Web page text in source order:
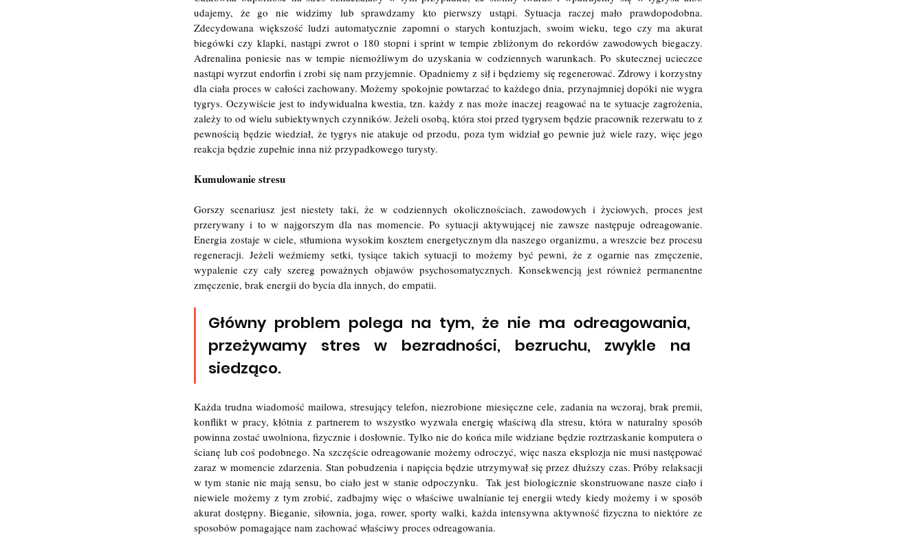
udajemy, że go nie widzimy lub sprawdzamy kto pierwszy ustąpi. Sytuacja raczej mało prawdopodobna.
Zdecydowana większość ludzi automatycznie zapomni o starych kontuzjach, swoim wieku, tego czy ma akurat
biegówki czy klapki, nastąpi zwrot o 180 stopni i sprint w tempie zbliżonym do rekordów zawodowych biegaczy.
Adrenalina poniesie nas w tempie niemożliwym do uzyskania w codziennych warunkach. Po skutecznej ucieczce
nastąpi wyrzut endorfin i zrobi się nam przyjemnie. Opadniemy z sił i będziemy się regenerować. Zdrowy i korzystny
dla ciała proces w całości zachowany. Możemy spokojnie powtarzać to każdego dnia, przynajmniej dopóki nie wygra
tygrys. Oczywiście jest to indywidualna kwestia, tzn. każdy z nas może inaczej reagować na te sytuacje zagrożenia,
zależy to od wielu subiektywnych czynników. Jeżeli osobą, która stoi przed tygrysem będzie pracownik rezerwatu to z
pewnością będzie wiedział, że tygrys nie atakuje od przodu, poza tym widział go pewnie już wiele razy, więc jego
reakcja będzie zupełnie inna niż przypadkowego turysty.
Kumulowanie stresu
Gorszy scenariusz jest niestety taki, że w codziennych okolicznościach, zawodowych i życiowych, proces jest
przerywany i to w najgorszym dla nas momencie. Po sytuacji aktywującej nie zawsze następuje odreagowanie.
Energia zostaje w ciele, stłumiona wysokim kosztem energetycznym dla naszego organizmu, a wreszcie bez procesu
regeneracji. Jeżeli weźmiemy setki, tysiące takich sytuacji to możemy być pewni, że z ogarnie nas zmęczenie,
wypalenie czy cały szereg poważnych objawów psychosomatycznych. Konsekwencją jest również permanentne
zmęczenie, brak energii do bycia dla innych, do empatii.
Główny problem polega na tym, że nie ma odreagowania,
przeżywamy stres w bezradności, bezruchu, zwykle na
siedząco.
Każda trudna wiadomość mailowa, stresujący telefon, niezrobione miesięczne cele, zadania na wczoraj, brak premii,
konflikt w pracy, kłótnia z partnerem to wszystko wyzwala energię właściwą dla stresu, która w naturalny sposób
powinna zostać uwolniona, fizycznie i dosłownie. Tylko nie do końca mile widziane będzie roztrzaskanie komputera o
ścianę lub coś podobnego. Na szczęście odreagowanie możemy odroczyć, więc nasza eksplozja nie musi następować
zaraz w momencie zdarzenia. Stan pobudzenia i napięcia będzie utrzymywał się przez dłuższy czas. Próby relaksacji
w tym stanie nie mają sensu, bo ciało jest w stanie odpoczynku.  Tak jest biologicznie skonstruowane nasze ciało i
niewiele możemy z tym zrobić, zadbajmy więc o właściwe uwalnianie tej energii wtedy kiedy możemy i w sposób
akurat dostępny. Bieganie, siłownia, joga, rower, sporty walki, każda intensywna aktywność fizyczna to niektóre ze
sposobów pomagające nam zachować właściwy proces odreagowania.